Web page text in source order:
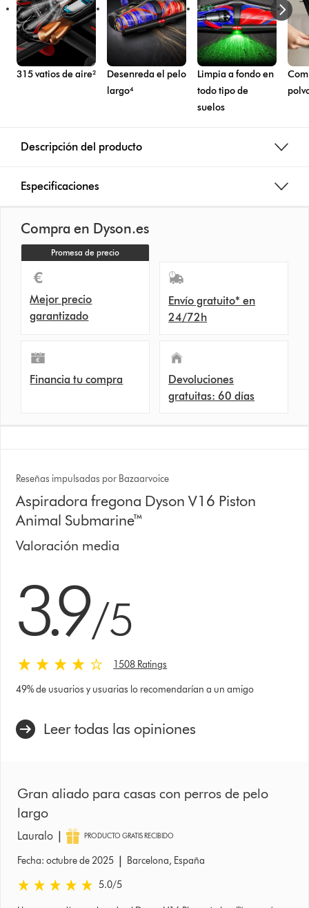
315 vatios de aire²
Desenreda el pelo
largo⁴
Limpia a fondo en
todo tipo de
suelos
Descripción del producto
Especificaciones
Compra en Dyson.es
Promesa de precio
Mejor precio
garantizado
Envío gratuito* en
24/72h
Financia tu compra
Devoluciones
gratuitas: 60 días
Reseñas impulsadas por Bazaarvoice
Aspiradora fregona Dyson V16 Piston
Animal Submarine™
Valoración media
3.9/5
1508 Ratings
49% de usuarios y usuarias lo recomendarían a un amigo
Leer todas las opiniones
Gran aliado para casas con perros de pelo
largo
Lauralo | PRODUCTO GRATIS RECIBIDO
Fecha: octubre de 2025 |
Barcelona, España
5.0 estrellas de 5 de Fecha: octubre de 2025 Ratings
5.0/5